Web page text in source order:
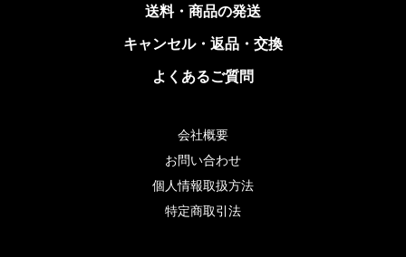
送料・商品の発送
キャンセル・返品・交換
よくあるご質問
会社概要
お問い合わせ
個人情報取扱方法
特定商取引法